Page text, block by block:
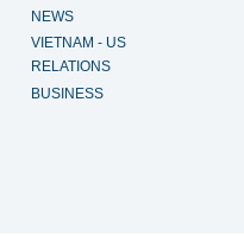
NEWS
VIETNAM - US
RELATIONS
BUSINESS